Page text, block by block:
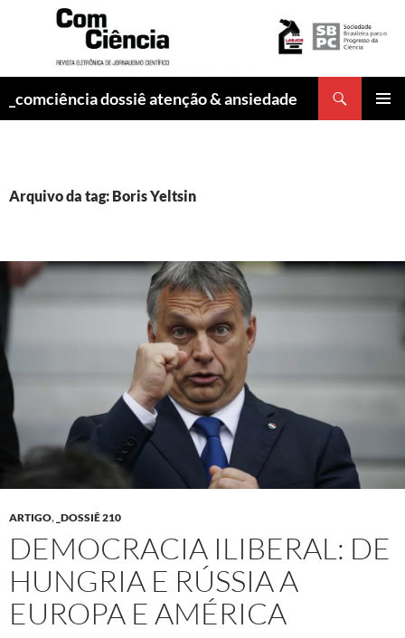
_comciência dossiê atenção & ansiedade
Arquivo da tag: Boris Yeltsin
ARTIGO, _DOSSIÊ 210
DEMOCRACIA ILIBERAL: DE
HUNGRIA E RÚSSIA A
EUROPA E AMÉRICA